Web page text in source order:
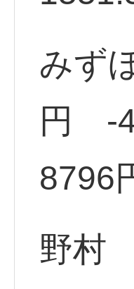
みず
円 -
8796
野村